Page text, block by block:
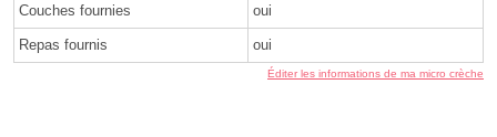
Couches fournies oui
Repas fournis oui
Éditer les informations de ma micro crèche